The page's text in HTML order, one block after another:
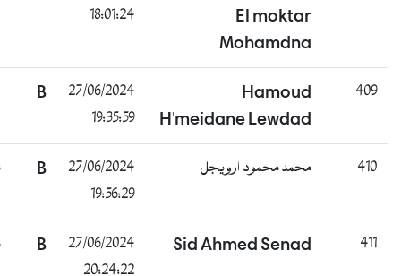
El moktar
Mohamdna
18:01:24
Hamoud
H'meidane Lewdad
27/06/2024
19:35:59
B غائب
محمد محمود ارويجل
27/06/2024
19:56:29
B ناجح
Sid Ahmed Senad
27/06/2024
20:24:22
B ناجح